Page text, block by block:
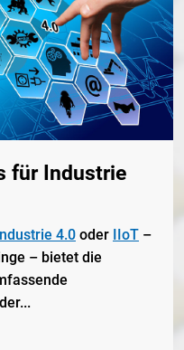
für Industrie
4.0 oder IIoT –
– bietet die